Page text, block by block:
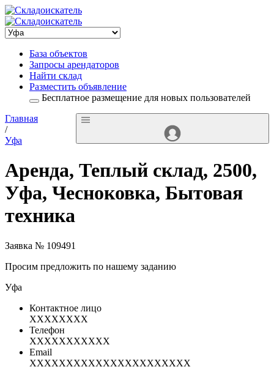
База объектов
Запросы арендаторов
Найти склад
Разместить объявление
Бесплатное размещение для новых пользователей
Главная
/
Уфа
Аренда, Теплый склад, 2500,
Уфа, Чесноковка, Бытовая
техника
Заявка № 109491
Просим предложить по нашему заданию
Уфа
Контактное лицо
XXXXXXXX
Телефон
XXXXXXXXXXX
Email
XXXXXXXXXXXXXXXXXXXXXX